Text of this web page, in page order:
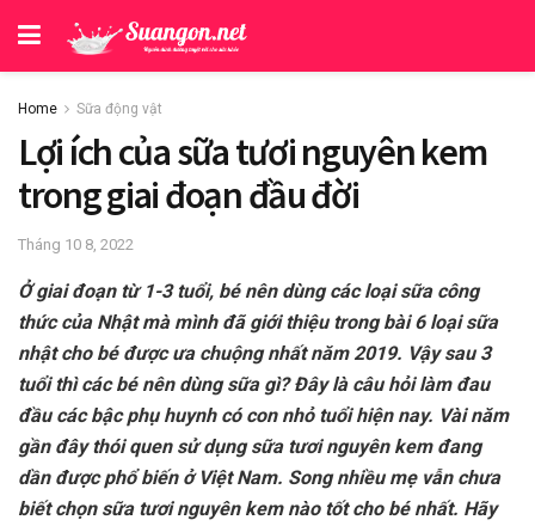
Home Sữa động vật
Lợi ích của sữa tươi nguyên kem
trong giai đoạn đầu đời
Tháng 10 8, 2022
Ở giai đoạn từ 1-3 tuổi, bé nên dùng các loại sữa công
thức của Nhật mà mình đã giới thiệu trong bài 6 loại sữa
nhật cho bé được ưa chuộng nhất năm 2019. Vậy sau 3
tuổi thì các bé nên dùng sữa gì? Đây là câu hỏi làm đau
đầu các bậc phụ huynh có con nhỏ tuổi hiện nay. Vài năm
gần đây thói quen sử dụng sữa tươi nguyên kem đang
dần được phổ biến ở Việt Nam. Song nhiều mẹ vẫn chưa
biết chọn sữa tươi nguyên kem nào tốt cho bé nhất. Hãy